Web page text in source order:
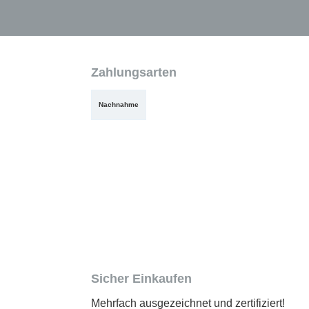
Zahlungsarten
Nachnahme
Sicher Einkaufen
Mehrfach ausgezeichnet und zertifiziert!